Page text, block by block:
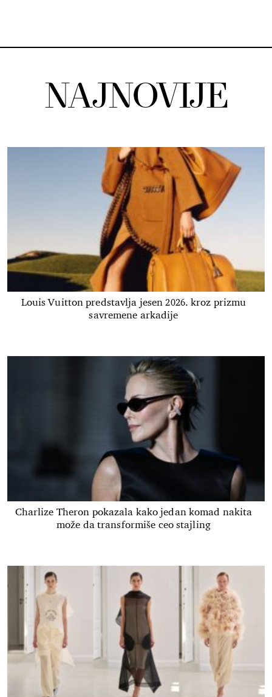
NAJNOVIJE
Louis Vuitton predstavlja jesen 2026. kroz prizmu
savremene arkadije
Charlize Theron pokazala kako jedan komad nakita
može da transformiše ceo stajling